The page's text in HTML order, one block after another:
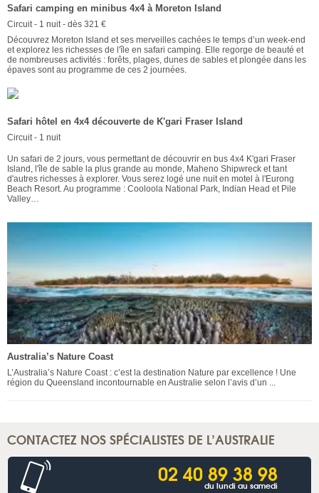
Safari camping en minibus 4x4 à Moreton Island
Circuit - 1 nuit - dès 321 €
Découvrez Moreton Island et ses merveilles cachées le temps d’un week-end
et explorez les richesses de l'île en safari camping. Elle regorge de beauté et
de nombreuses activités : forêts, plages, dunes de sables et plongée dans les
épaves sont au programme de ces 2 journées.
Safari hôtel en 4x4 découverte de K'gari Fraser Island
Circuit - 1 nuit
Un safari de 2 jours, vous permettant de découvrir en bus 4x4 K'gari Fraser
Island, l'île de sable la plus grande au monde, Maheno Shipwreck et tant
d'autres richesses à explorer. Vous serez logé une nuit en motel à l'Eurong
Beach Resort. Au programme : Cooloola National Park, Indian Head et Pile
Valley…
Australia’s Nature Coast
L’Australia’s Nature Coast : c’est la destination Nature par excellence ! Une
région du Queensland incontournable en Australie selon l’avis d’un ...
CONTACTEZ NOS SPÉCIALISTES DE L’AUSTRALIE
02 40 89 38 98
du lundi au samedi